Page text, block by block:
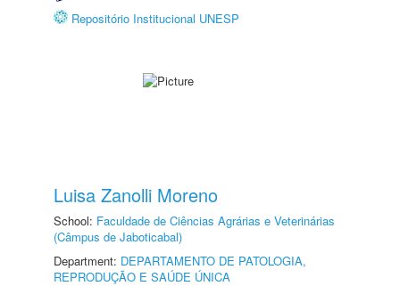
Repositório Institucional UNESP
Luisa Zanolli Moreno
School: Faculdade de Ciências Agrárias e Veterinárias
(Câmpus de Jaboticabal)
Department: DEPARTAMENTO DE PATOLOGIA,
REPRODUÇÃO E SAÚDE ÚNICA